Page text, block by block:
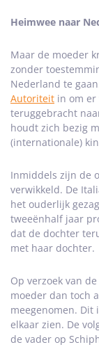
Heimwee naar
Maar de moeder
zonder
Nederland te
Autoriteit in om
teruggebracht
houdt zich bezig
(internationale)
Inmiddels zijn de
verwikkeld. De
het ouderlijk
tweeënhalf jaar
dat de dochter
met haar dochter.
Op verzoek van
moeder dan toch
meegenomen. Dit
elkaar zien. De
de vader op